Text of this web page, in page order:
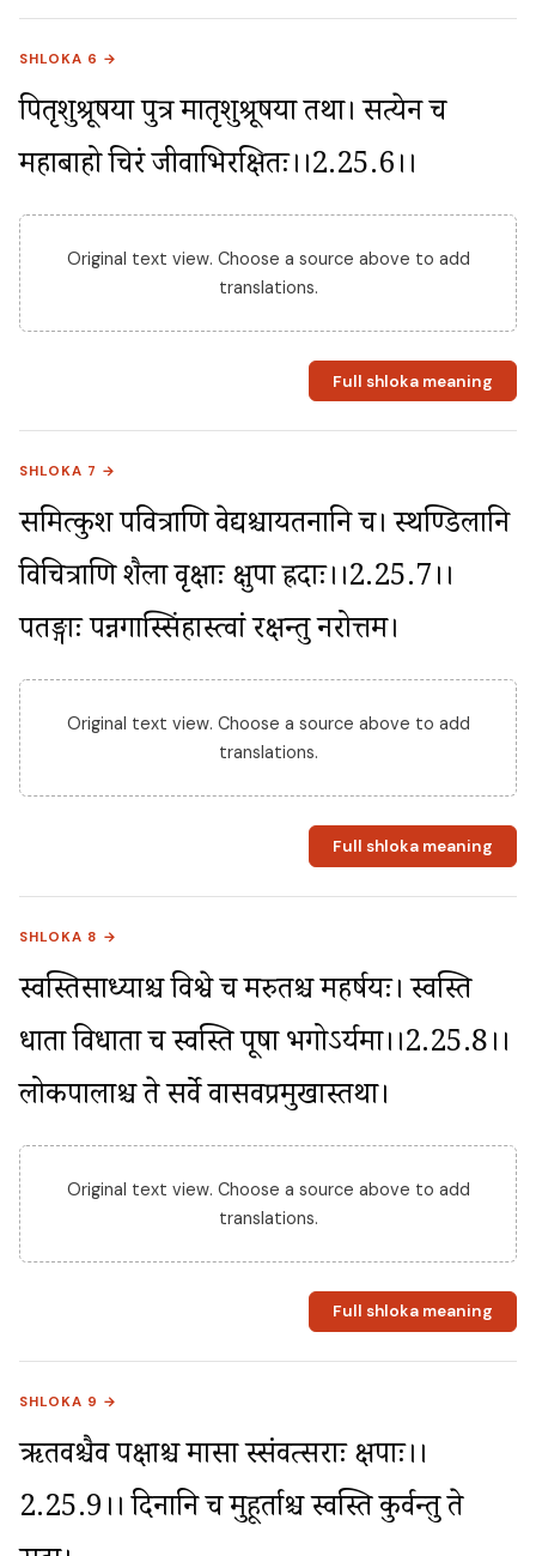
SHLOKA 6 →
पितृशुश्रूषया पुत्र मातृशुश्रूषया तथा। सत्येन च
महाबाहो चिरं जीवाभिरक्षितः।।2.25.6।।
Original text view. Choose a source above to add
translations.
Full shloka meaning
SHLOKA 7 →
समित्कुश पवित्राणि वेद्यश्चायतनानि च। स्थण्डिलानि
विचित्राणि शैला वृक्षाः क्षुपा ह्रदाः।।2.25.7।।
पतङ्गाः पन्नगास्सिंहास्त्वां रक्षन्तु नरोत्तम।
Original text view. Choose a source above to add
translations.
Full shloka meaning
SHLOKA 8 →
स्वस्तिसाध्याश्च विश्वे च मरुतश्च महर्षयः। स्वस्ति
धाता विधाता च स्वस्ति पूषा भगोऽर्यमा।।2.25.8।।
लोकपालाश्च ते सर्वे वासवप्रमुखास्तथा।
Original text view. Choose a source above to add
translations.
Full shloka meaning
SHLOKA 9 →
ऋतवश्चैव पक्षाश्च मासा स्संवत्सराः क्षपाः।।
2.25.9।। दिनानि च मुहूर्ताश्च स्वस्ति कुर्वन्तु ते